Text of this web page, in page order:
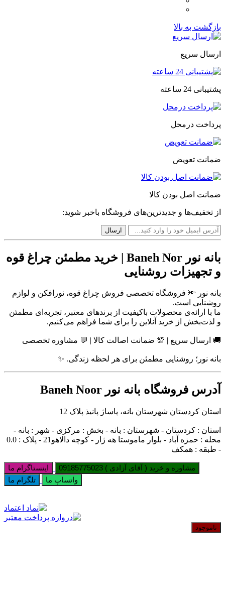
بازگشت به بالا
ارسال سریع
پشتیبانی 24 ساعته
پرداخت درمحل
ضمانت تعویض
ضمانت اصل بودن کالا
از تخفیف‌ها و جدیدترین‌های فروشگاه باخبر شوید:
بانه نور Baneh Nor | خرید مطمئن چراغ قوه
و تجهیزات روشنایی
بانه نور 🔦 فروشگاه تخصصی فروش چراغ قوه، نورافکن و لوازم
روشنایی است.
ما با ارائه‌ی محصولات باکیفیت از برندهای معتبر، تجربه‌ای مطمئن
و لذت‌بخش از خرید آنلاین را برای شما فراهم می‌کنیم.
🚚 ارسال سریع | 💯 ضمانت اصالت کالا | 💬 مشاوره تخصصی
بانه نور؛ روشنایی مطمئن برای هر لحظه زندگی. ✨
آدرس فروشگاه بانه نور Baneh Noor
استان کردستان شهرستان بانه، پاساژ پانیذ پلاک 12
استان : کردستان - شهرستان : بانه - بخش : مرکزی - شهر : بانه -
محله : حمزه آباد - بلوار ماموستا هه ژار - کوچه دالاهو21 - پلاک : 0.0
- طبقه : همکف
مشاوره و خرید ( آقای آزادی ) 09185775023
اینستاگرام ما
واتساپ ما
تلگرام ما
ناموجود